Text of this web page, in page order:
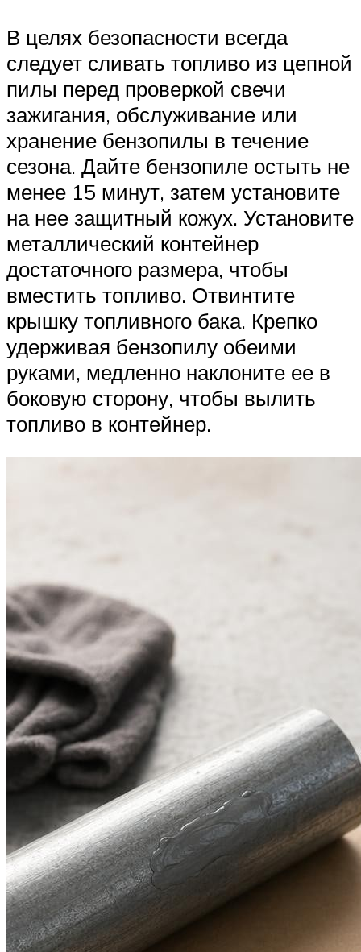
В целях безопасности всегда
следует сливать топливо из цепной
пилы перед проверкой свечи
зажигания, обслуживание или
хранение бензопилы в течение
сезона. Дайте бензопиле остыть не
менее 15 минут, затем установите
на нее защитный кожух. Установите
металлический контейнер
достаточного размера, чтобы
вместить топливо. Отвинтите
крышку топливного бака. Крепко
удерживая бензопилу обеими
руками, медленно наклоните ее в
боковую сторону, чтобы вылить
топливо в контейнер.